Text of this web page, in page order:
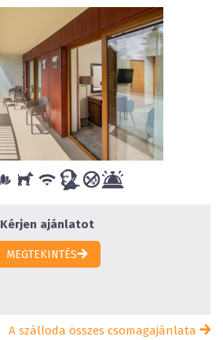
Kérjen ajánlatot
MEGTEKINTÉS
A szálloda összes csomagajánlata